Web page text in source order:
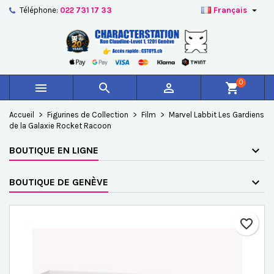
Téléphone: 022 731 17 33 Français 
   shopping_cart0
Accueil Figurines de Collection Film
Marvel Labbit Les Gardiens
de la Galaxie Rocket Racoon
BOUTIQUE EN LIGNE
BOUTIQUE DE GENÈVE
favorite_border
Créer une nouvelle liste
Nom de la liste d'envies
Annuler Créer une liste d'envies
Vous devez être connecté pour ajouter des produits à
votre liste d'envies.